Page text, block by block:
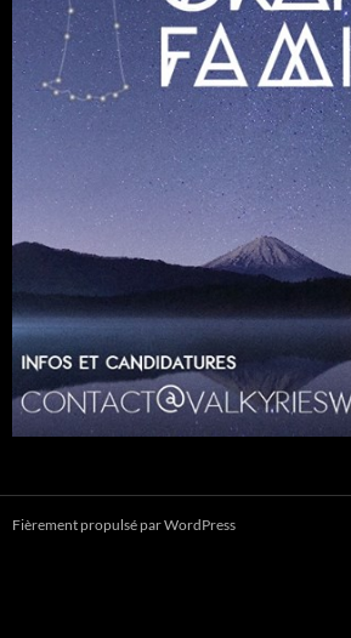
Fièrement propulsé par WordPress